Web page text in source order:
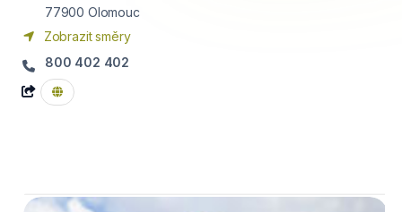
77900 Olomouc
Zobrazit směry
800 402 402